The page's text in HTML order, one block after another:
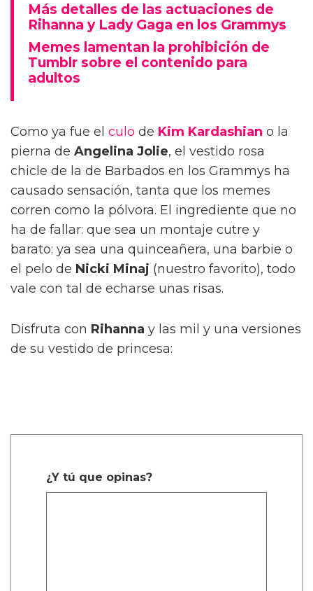
Más detalles de las actuaciones de
Rihanna y Lady Gaga en los Grammys
Memes lamentan la prohibición de
Tumblr sobre el contenido para
adultos
Como ya fue el culo de Kim Kardashian o la
pierna de Angelina Jolie, el vestido rosa
chicle de la de Barbados en los Grammys ha
causado sensación, tanta que los memes
corren como la pólvora. El ingrediente que no
ha de fallar: que sea un montaje cutre y
barato: ya sea una quinceañera, una barbie o
el pelo de Nicki Minaj (nuestro favorito), todo
vale con tal de echarse unas risas.
Disfruta con Rihanna y las mil y una versiones
de su vestido de princesa:
¿Y tú que opinas?